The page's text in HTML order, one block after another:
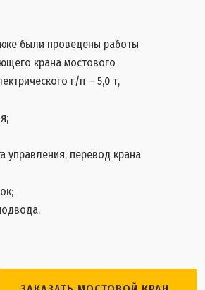
были проведены работы
крана мостового
г/п – 5,0 т,
управления, перевод крана